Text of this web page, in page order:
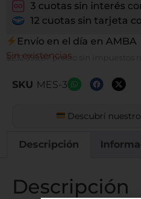
3 cuotas sin interés
12 cuotas sin tarjeta
Envío en el día en AMBA
$232.395,87precio sin impuestos
Sin existencias
SKU MES-3
Descubrí
Descripción
Descripción